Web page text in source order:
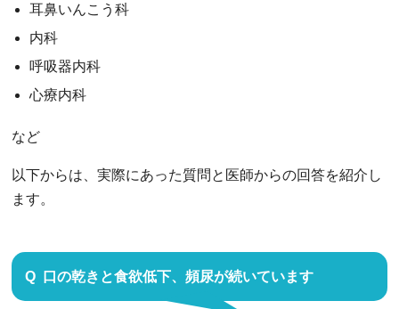
耳鼻いんこう科
内科
呼吸器内科
心療内科
など
以下からは、実際にあった質問と医師からの回答を紹介し
ます。
口の乾きと食欲低下、頻尿が続いています